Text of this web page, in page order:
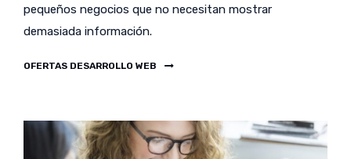
pequeños negocios que no necesitan mostrar
demasiada información.
OFERTAS DESARROLLO WEB